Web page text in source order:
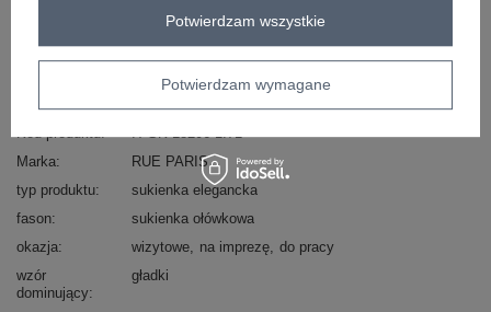
+48 601 547 740 Zadaj pytanie
skład materiału : 95% poliester, 5% elastan
sposób prania : pranie w pralce w 30°C
Kod produktu
IT-SK-18206-1.71
Marka
RUE PARIS
typ produktu
sukienka elegancka
fason
sukienka ołówkowa
okazja
wizytowe na imprezę do pracy
wzór
dominujący
gładki
Potwierdzam wymagane
Potwierdzam wszystkie